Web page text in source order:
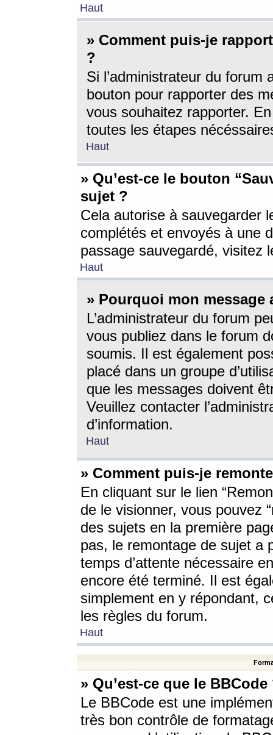
Haut
» Comment puis-je
?
Si l’administrateur du forum
bouton pour rapporter des
vous souhaitez rapporter.
toutes les étapes
Haut
» Qu’est-ce le bouton
sujet ?
Cela autorise à sauvegarder
complétés et envoyés à une
passage sauvegardé, visitez
Haut
» Pourquoi mon message
L’administrateur du forum
vous publiez dans le forum
soumis. Il est également
placé dans un groupe
que les messages doivent
Veuillez contacter
d’information.
Haut
» Comment puis-je
En cliquant sur le lien
de le visionner, vous pouvez
des sujets en la première
pas, le remontage de sujet a
temps d’attente nécessaire
encore été terminé. Il est
simplement en y répondant,
les règles du forum.
Haut
» Qu’est-ce que le BBCode
Le BBCode est une
très bon contrôle de